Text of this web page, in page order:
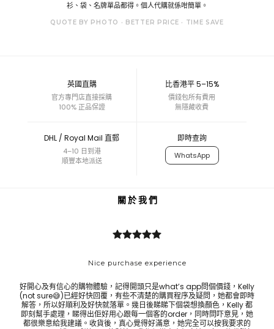
衫、袋、名牌單品都得。個人代購就係咁簡單。
QUOTE BY PHOTO · BETTER PRICE · TIME SAVE
英國直購
官方專門店直接採購
100% 正品保證
比香港平 5–15%
價錢包所有費用
無隱藏收費
DHL / Royal Mail 直郵
4–10 日到港
順豐本地派送
即時查詢
WhatsApp
關 於 我 們
Nice purchase experience
好開心及有信心的購物體驗，記得開頭只是what’s app問個價錢，Kelly
(not sure😅)已經好快回覆，有些不清楚的購買程序及疑問，她都會即時
解答，所以好順利及好快就落單。幾日後睇睇下個袋想換顏色，Kelly 都
即刻幫手處理，睇得出佢好用心跟每一個客的order，同時問吓意見，她
都很樂意給我建議。收貨後，真心覺得好滿意，她完全可以按我要求的